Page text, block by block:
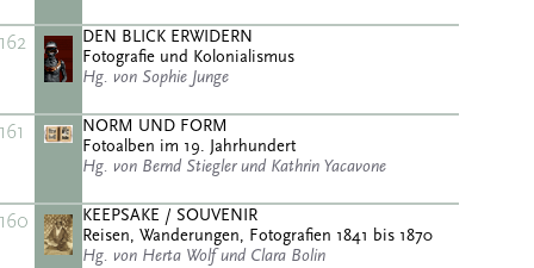
162
DEN BLICK ERWIDERN
Fotografie und Kolonialismus
Hg. von Sophie Junge
161
NORM UND FORM
Fotoalben im 19. Jahrhundert
Hg. von Bernd Stiegler und Kathrin Yacavone
160
KEEPSAKE / SOUVENIR
Reisen, Wanderungen, Fotografien 1841 bis 1870
Hg. von Herta Wolf und Clara Bolin